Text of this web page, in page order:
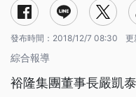
發布時間： 2018/12/7 08:30 更
綜合報導
裕隆集團董事長嚴凱